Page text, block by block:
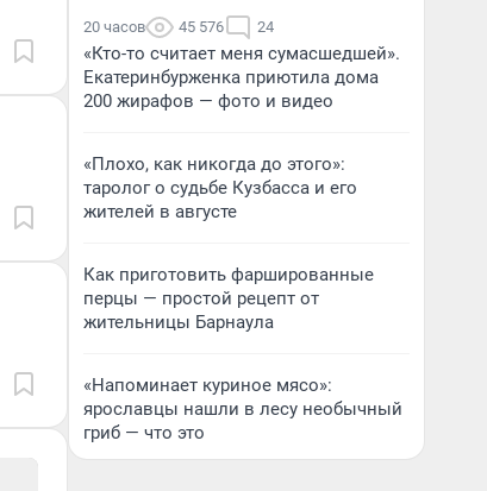
20 часов 45 576 24
«Кто-то считает меня сумасшедшей».
Екатеринбурженка приютила дома
200 жирафов — фото и видео
«Плохо, как никогда до этого»:
таролог о судьбе Кузбасса и его
жителей в августе
Как приготовить фаршированные
перцы — простой рецепт от
жительницы Барнаула
«Напоминает куриное мясо»:
ярославцы нашли в лесу необычный
гриб — что это